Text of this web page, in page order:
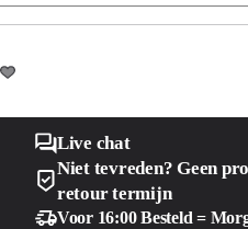
Live chat
Niet tevreden? Geen
retour termijn
Voor 16:00 Besteld =